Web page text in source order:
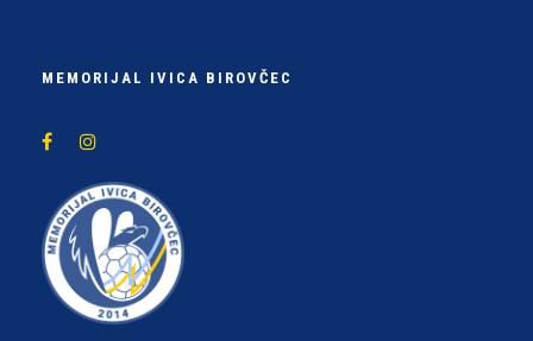
MEMORIJAL IVICA BIROVČEC